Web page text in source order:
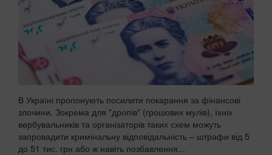
В Україні пропонують посилити покарання за фінансові
злочини. Зокрема для "дропів" (грошових мулів), їхніх
вербувальників та організаторів таких схем можуть
запровадити кримінальну відповідальність – штрафи від 5
до 51 тис. грн або ж навіть позбавлення...